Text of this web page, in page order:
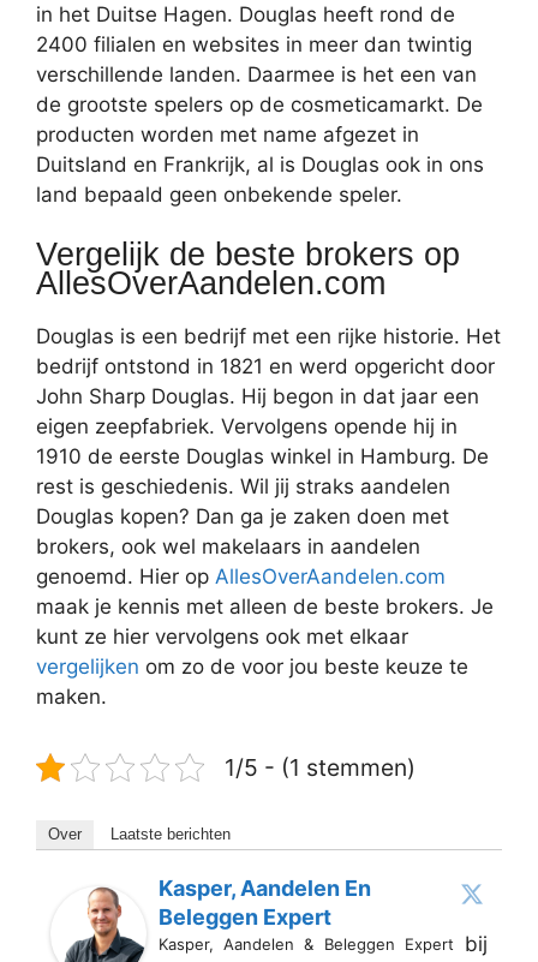
in het Duitse Hagen. Douglas heeft rond de
2400 filialen en websites in meer dan twintig
verschillende landen. Daarmee is het een van
de grootste spelers op de cosmeticamarkt. De
producten worden met name afgezet in
Duitsland en Frankrijk, al is Douglas ook in ons
land bepaald geen onbekende speler.
Vergelijk de beste brokers op
AllesOverAandelen.com
Douglas is een bedrijf met een rijke historie. Het
bedrijf ontstond in 1821 en werd opgericht door
John Sharp Douglas. Hij begon in dat jaar een
eigen zeepfabriek. Vervolgens opende hij in
1910 de eerste Douglas winkel in Hamburg. De
rest is geschiedenis. Wil jij straks aandelen
Douglas kopen? Dan ga je zaken doen met
brokers, ook wel makelaars in aandelen
genoemd. Hier op AllesOverAandelen.com
maak je kennis met alleen de beste brokers. Je
kunt ze hier vervolgens ook met elkaar
vergelijken om zo de voor jou beste keuze te
maken.
1/5 - (1 stemmen)
Over Laatste berichten
Kasper, Aandelen En
Beleggen Expert
Kasper, Aandelen & Beleggen Expert bij